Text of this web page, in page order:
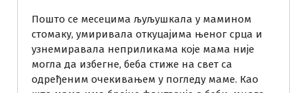
Пошто се месецима љуљушкала у мамином
стомаку, умиривала откуцајима њеног срца и
узнемиравала неприликама које мама није
могла да избегне, беба стиже на свет са
одређеним очекивањем у погледу маме. Као